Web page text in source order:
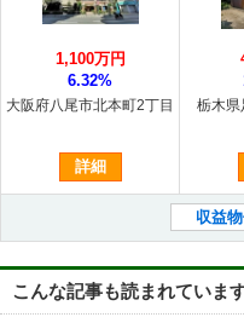
大阪府八尾市北本町2丁目
1,100万円
6.32%
詳細
栃木県
収益
こんな記事も読まれていま